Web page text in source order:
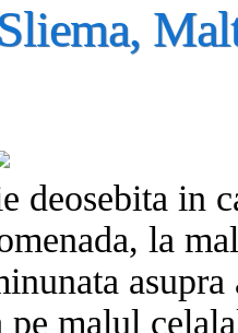
deosebita in
la
pe malul